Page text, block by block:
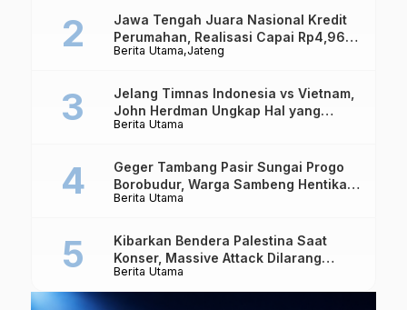
Berita Utama Jateng
Jawa Tengah Juara Nasional Kredit
Perumahan, Realisasi Capai Rp4,96
Triliun
Berita Utama
Jelang Timnas Indonesia vs Vietnam,
John Herdman Ungkap Hal yang
Dipertaruhkan
Berita Utama
Geger Tambang Pasir Sungai Progo
Borobudur, Warga Sambeng Hentikan
Alat Berat dan Usir Truk
Berita Utama
Kibarkan Bendera Palestina Saat
Konser, Massive Attack Dilarang
Masuk Singapura Lagi